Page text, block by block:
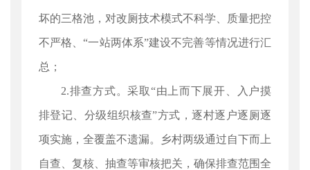
坏的三格池，对改厕技术模式不科学、质量把控
不严格、“一站两体系”建设不完善等情况进行汇
总；
2.排查方式。采取“由上而下展开、入户摸
排登记、分级组织核查”方式，逐村逐户逐厕逐
项实施，全覆盖不遗漏。乡村两级通过自下而上
自查、复核、抽查等审核把关，确保排查范围全